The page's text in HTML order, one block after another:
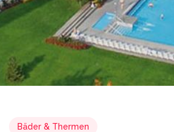
Bäder & Thermen